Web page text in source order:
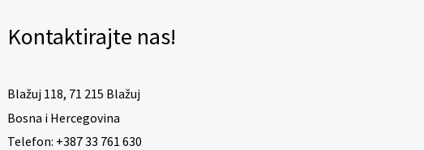
Kontaktirajte nas!
Blažuj 118, 71 215 Blažuj
Bosna i Hercegovina
Telefon: +387 33 761 630